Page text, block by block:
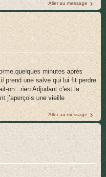
Aller au message
minutes après
prend une salve qui lui fit perdre
on...rien Adjudant c'est la
j’aperçois une vieille
Aller au message